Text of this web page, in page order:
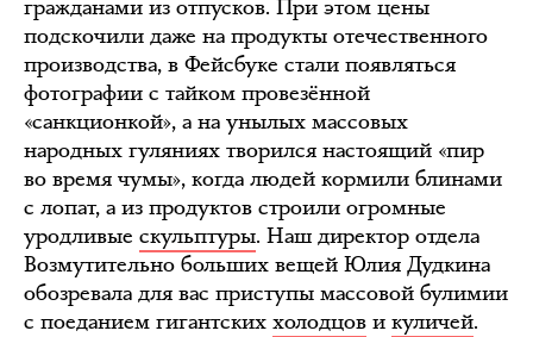
гражданами из отпусков. При этом цены
подскочили даже на продукты отечественного
производства, в Фейсбуке стали появляться
фотографии с тайком провезённой
«санкционкой», а на унылых массовых
народных гуляниях творился настоящий «пир
во время чумы», когда людей кормили блинами
с лопат, а из продуктов строили огромные
уродливые скульптуры. Наш директор отдела
Возмутительно больших вещей Юлия Дудкина
обозревала для вас приступы массовой булимии
с поеданием гигантских холодцов и куличей.